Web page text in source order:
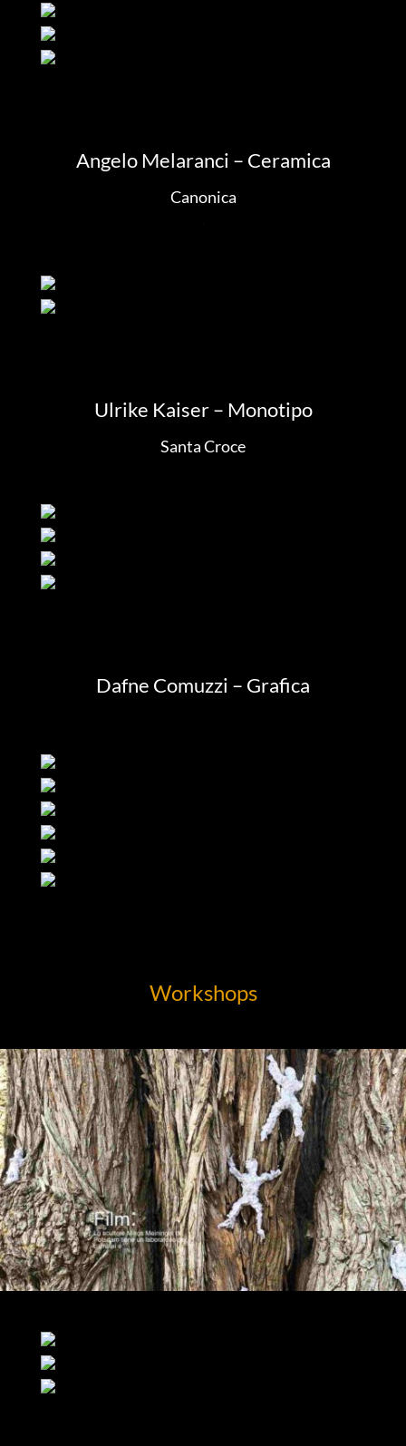
Angelo Melaranci – Ceramica
Canonica
Ulrike Kaiser – Monotipo
Santa Croce
Dafne Comuzzi – Grafica
Workshops